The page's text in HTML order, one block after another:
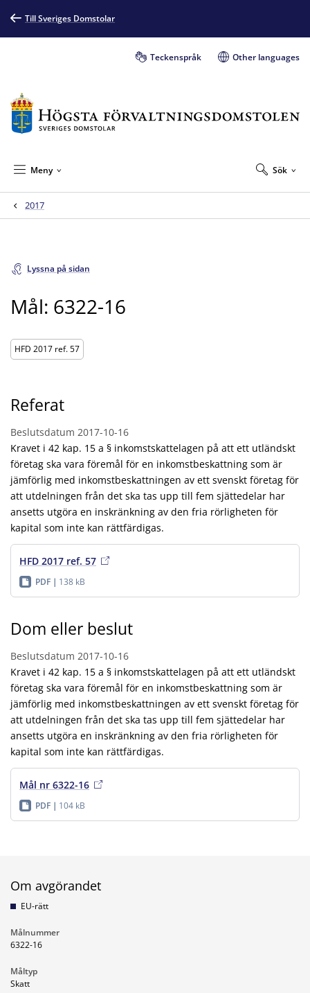
Till Sveriges Domstolar
Teckenspråk Other languages
Sök
Meny
2017
Lyssna på sidan
Mål: 6322-16
HFD 2017 ref. 57
Referat
Beslutsdatum 2017-10-16
Kravet i 42 kap. 15 a § inkomstskattelagen på att ett utländskt
företag ska vara föremål för en inkomstbeskattning som är
jämförlig med inkomstbeskattningen av ett svenskt företag för
att utdelningen från det ska tas upp till fem sjättedelar har
ansetts utgöra en inskränkning av den fria rörligheten för
kapital som inte kan rättfärdigas.
HFD 2017 ref. 57
PDF 138 kB
Dom eller beslut
Beslutsdatum 2017-10-16
Kravet i 42 kap. 15 a § inkomstskattelagen på att ett utländskt
företag ska vara föremål för en inkomstbeskattning som är
jämförlig med inkomstbeskattningen av ett svenskt företag för
att utdelningen från det ska tas upp till fem sjättedelar har
ansetts utgöra en inskränkning av den fria rörligheten för
kapital som inte kan rättfärdigas.
Mål nr 6322-16
PDF 104 kB
Om avgörandet
EU-rätt
Målnummer
6322-16
Måltyp
Skatt